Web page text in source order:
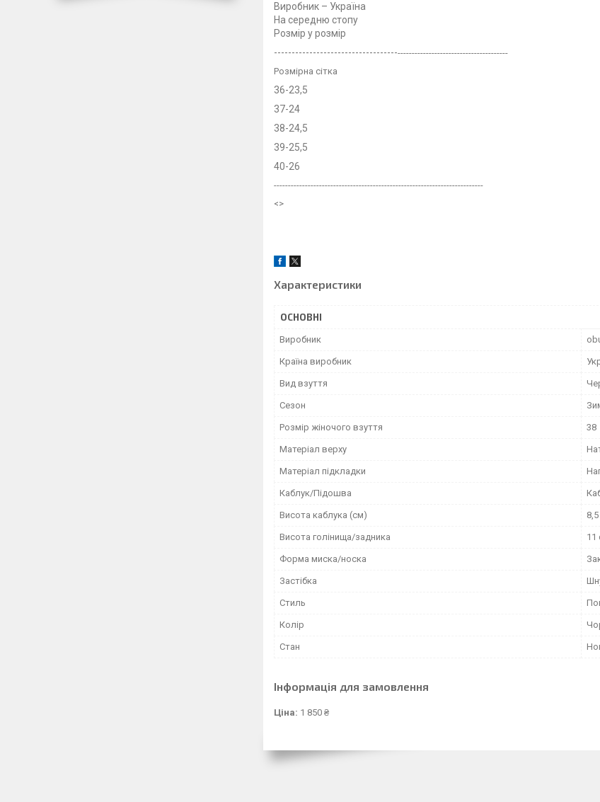
Виробник – Україна
На середню стопу
Розмір у розмір
--------------------------------------------------------------------------
Розмірна сітка
36-23,5
37-24
38-24,5
39-25,5
40-26
--------------------------------------------------------------------------
<>
Характеристики
ОСНОВНІ
Виробник
Країна виробник
Вид взуття
Сезон
Розмір жіночого взуття 38
Матеріал верху
Матеріал підкладки
Каблук/Підошва
Висота каблука (см) 8,5
Висота голінища/задника 11
Форма миска/носка
Застібка
Стиль
Колір
Стан
Інформація для замовлення
Ціна: 1 850 ₴